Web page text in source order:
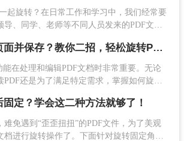
开始转换。
起旋转？在日常工作和学习中，我们经常要
导、同学、老师等不同人员发来的PDF文
下面小编教你二种旋转PDF文件的方法，学
将PDF旋转至任何角度，有需要的话快来看
pdf如何旋转页面并保存？教你二招，轻松旋转PDF！
能在处理和编辑PDF文档时非常重要。无论
还是为了满足特定需求，掌握如何旋转
，帮助您轻松完成任务。
定？学会这二种方法就够了！
难免遇到“歪歪扭扭”的PDF文件，为了美观
档进行旋转操作了。下面针对旋转固定角度